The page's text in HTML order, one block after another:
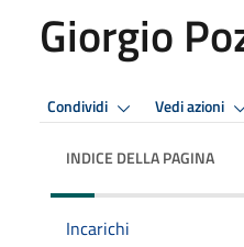
Giorgio
Condividi Vedi azioni
INDICE DELLA PAGINA
Incarichi